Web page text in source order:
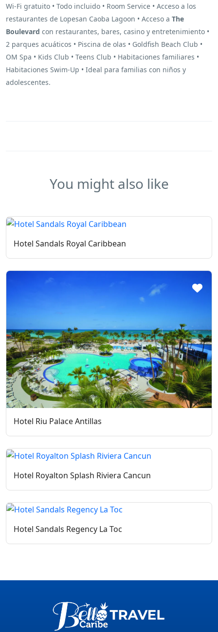
Wi-Fi gratuito • Todo incluido • Room Service • Acceso a los
restaurantes de Lopesan Caoba Lagoon • Acceso a The
Boulevard con restaurantes, bares, casino y entretenimiento •
2 parques acuáticos • Piscina de olas • Goldfish Beach Club •
OM Spa • Kids Club • Teens Club • Habitaciones familiares •
Habitaciones Swim-Up • Ideal para familias con niños y
adolescentes.
You might also like
Hotel Sandals Royal Caribbean
Hotel Riu Palace Antillas
Hotel Royalton Splash Riviera Cancun
Hotel Sandals Regency La Toc